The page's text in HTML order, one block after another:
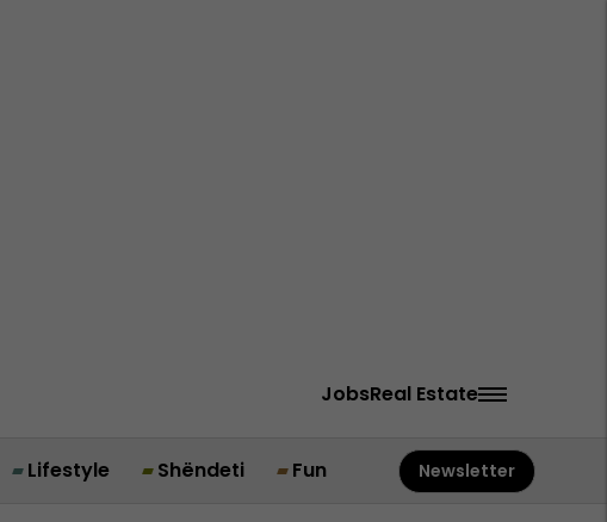
JobsReal Estate
Lifestyle Shëndeti Fun Newsletter